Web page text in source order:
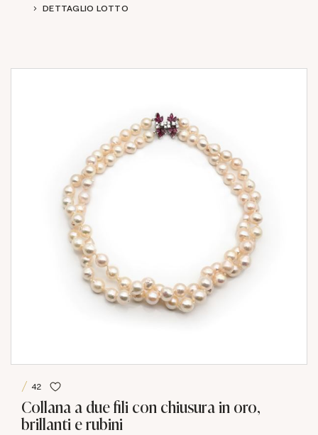
DETTAGLIO LOTTO
42
Collana a due fili con chiusura in oro,
brillanti e rubini